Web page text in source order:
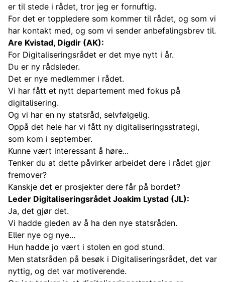
er til stede i rådet, tror jeg er fornuftig.
For det er toppledere som kommer til rådet, og som vi
har kontakt med, og som vi sender anbefalingsbrev til.
Are Kvistad, Digdir (AK):
For Digitaliseringsrådet er det mye nytt i år.
Du er ny rådsleder.
Det er nye medlemmer i rådet.
Vi har fått et nytt departement med fokus på
digitalisering.
Og vi har en ny statsråd, selvfølgelig.
Oppå det hele har vi fått ny digitaliseringsstrategi,
som kom i september.
Kunne vært interessant å høre...
Tenker du at dette påvirker arbeidet dere i rådet gjør
fremover?
Kanskje det er prosjekter dere får på bordet?
Leder Digitaliseringsrådet Joakim Lystad (JL):
Ja, det gjør det.
Vi hadde gleden av å ha den nye statsråden.
Eller nye og nye...
Hun hadde jo vært i stolen en god stund.
Men statsråden på besøk i Digitaliseringsrådet, det var
nyttig, og det var motiverende.